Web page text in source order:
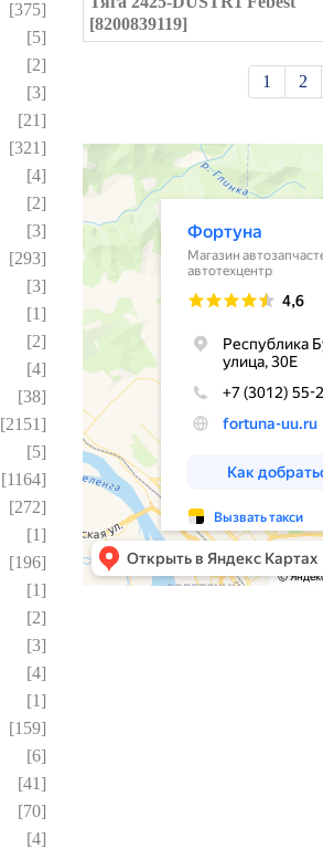
[375]
[5]
[2]
[3]
[21]
[321]
[4]
[2]
[3]
[293]
[3]
[1]
[2]
[4]
[38]
[2151]
[5]
[1164]
[272]
[1]
[196]
[1]
[2]
[3]
[4]
[1]
[159]
[6]
[41]
[70]
[4]
[8200839119]
1 2